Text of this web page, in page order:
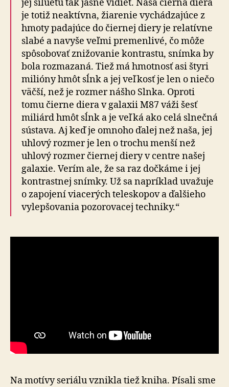
jej siluetu tak jasne vidieť. Naša čierna diera
je totiž neaktívna, žiarenie vychádzajúce z
hmoty padajúce do čiernej diery je relatívne
slabé a navyše veľmi premenlivé, čo môže
spôsobovať znižovanie kontrastu, snímka by
bola rozmazaná. Tiež má hmotnosť asi štyri
milióny hmôt sĺnk a jej veľkosť je len o niečo
väčší, než je rozmer nášho Slnka. Oproti
tomu čierne diera v galaxii M87 váži šesť
miliárd hmôt sĺnk a je veľká ako celá slnečná
sústava. Aj keď je omnoho ďalej než naša, jej
uhlový rozmer je len o trochu menší než
uhlový rozmer čiernej diery v centre našej
galaxie. Verím ale, že sa raz dočkáme i jej
kontrastnej snímky. Už sa napríklad uvažuje
o zapojení viacerých teleskopov a ďalšieho
vylepšovania pozorovacej techniky.“
Na motívy seriálu vznikla tiež kniha. Písali sme